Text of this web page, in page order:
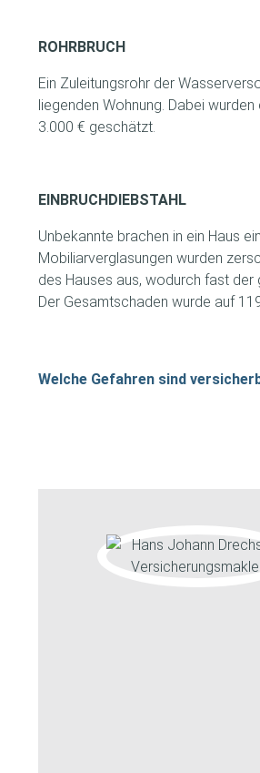
ROHRBRUCH
Ein Zuleitungsrohr der
liegenden Wohnung. Dabei
3.000 € geschätzt.
EINBRUCHDIEBSTAHL
Unbekannte brachen in ein Haus
Mobiliarverglasungen wurden
des Hauses aus, wodurch fast
Der Gesamtschaden wurde auf
Welche Gefahren sind